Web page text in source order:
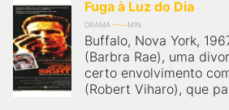
Fuga à Luz do Dia
DRAMA MIN
Buffalo, Nova York,
(Barbra Rae), uma
certo envolvimento
(Robert Viharo), que